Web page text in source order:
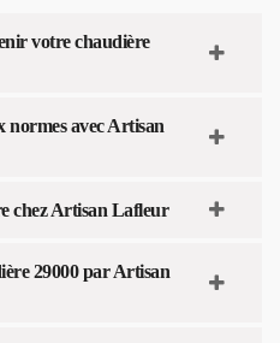
votre chaudière
normes avec Artisan
chez Artisan Lafleur
29000 par Artisan